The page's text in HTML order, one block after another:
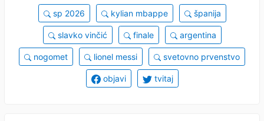
sp 2026 kylian mbappe španija
slavko vinčić finale argentina
nogomet lionel messi svetovno prvenstvo
objavi tvitaj